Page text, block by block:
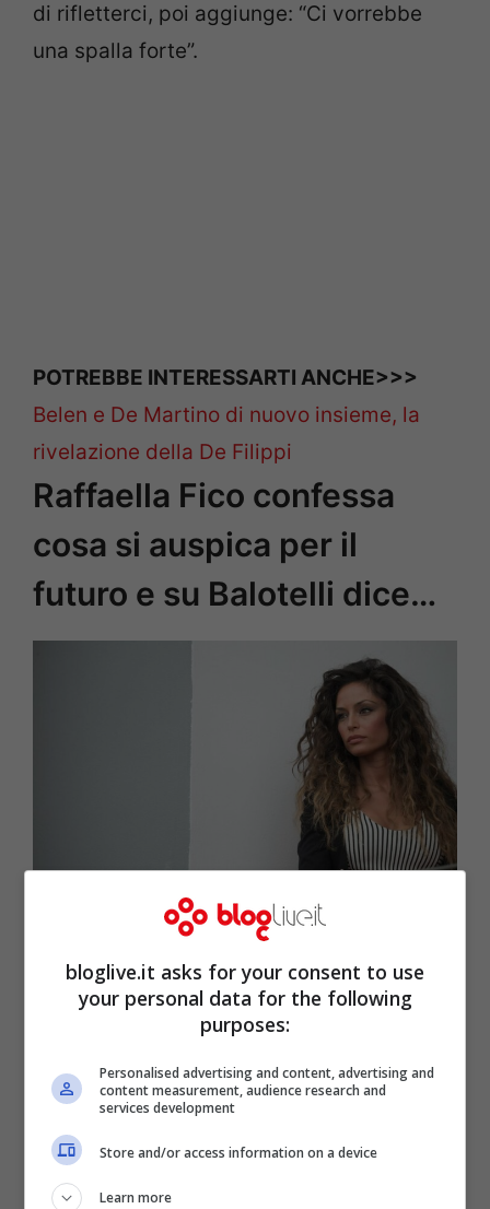
di rifletterci, poi aggiunge: “Ci vorrebbe
una spalla forte”.
POTREBBE INTERESSARTI ANCHE>>>
Belen e De Martino di nuovo insieme, la
rivelazione della De Filippi
Raffaella Fico confessa
cosa si auspica per il
futuro e su Balotelli dice…
Raffaella Fico (Getty Images)
Ad ogni modo, probabilmente contro ogni
aspettativa, laFicospiazza tutti
confessando ciò che le piacerebbe fare. La
ragazza confessa infatti che non le
dispiacerebbe una trasmissione di
cronaca, perché spesso in questi anni è
stata presente in alcuni programmi di
bloglive.it asks for your consent to use
your personal data for the following
purposes:
Personalised advertising and content, advertising and
content measurement, audience research and
services development
Store and/or access information on a device
Learn more